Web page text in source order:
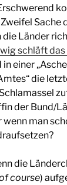
Sache
die Länder
schläft
einer
die
der Bund/
man
die
course)